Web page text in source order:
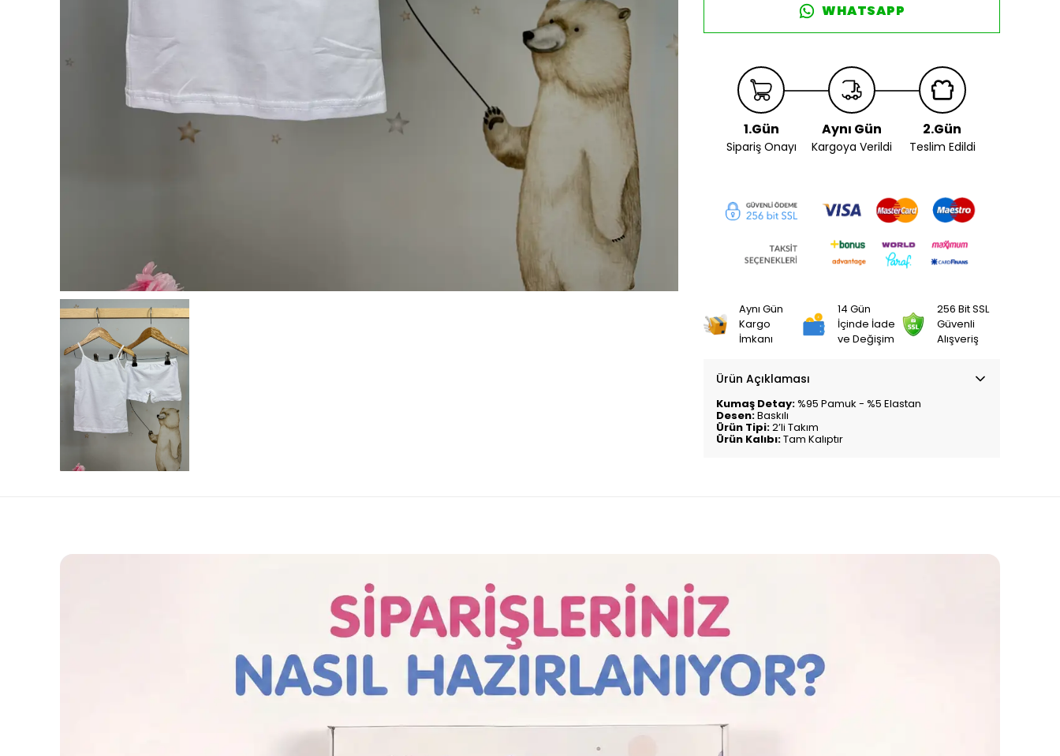
WHATSAPP
1.Gün
Sipariş Onayı
Aynı Gün
Kargoya Verildi
2.Gün
Teslim Edildi
Aynı Gün
Kargo
İmkanı
14 Gün
İçinde İade
ve Değişim
256 Bit SSL
Güvenli
Alışveriş
Ürün Açıklaması
Kumaş Detay:%95 Pamuk - %5 Elastan
Desen:Baskılı
Ürün Tipi:2’li Takım
Ürün Kalıbı:Tam Kalıptır